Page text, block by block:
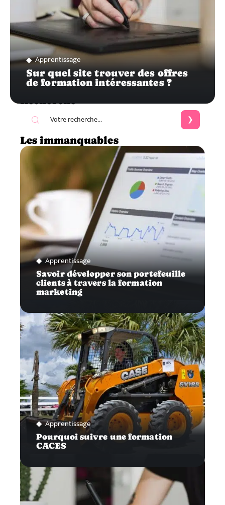
Apprentissage
Sur quel site trouver des offres
de formation intéressantes ?
Recherche
Les immanquables
Apprentissage
Savoir développer son portefeuille
clients à travers la formation
marketing
Apprentissage
Pourquoi suivre une formation
CACES